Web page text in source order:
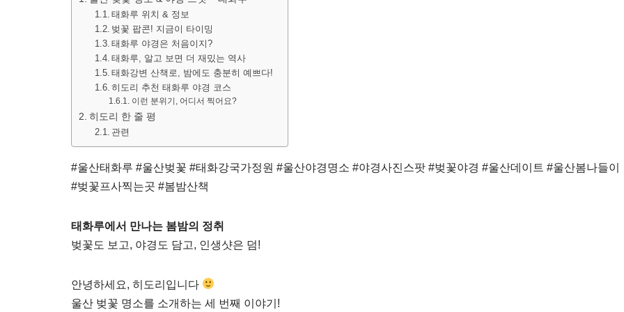
태화루 위치 & 정보
벚꽃 팝콘! 지금이 타이밍
태화루 야경은 처음이지?
태화루, 알고 보면 더 재밌는 역사
태화강변 산책로, 밤에도 충분히 예쁘다!
히도리 추천 태화루 야경 코스
이런 분위기, 어디서 찍어요?
히도리 한 줄 평
관련
#울산태화루 #울산벚꽃 #태화강국가정원 #울산야경명소 #야경사진스팟 #벚꽃야경 #울산데이트 #울산봄나들이
#벚꽃프사찍는곳 #봄밤산책
태화루에서 만나는 봄밤의 정취
벚꽃도 보고, 야경도 담고, 인생샷은 덤!
안녕하세요, 히도리입니다
울산 벚꽃 명소를 소개하는 세 번째 이야기!